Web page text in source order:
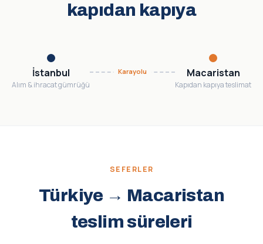
kapıdan kapıya
İstanbul
Alım & ihracat gümrüğü
Karayolu Macaristan
Kapıdan kapıya teslimat
SEFERLER
Türkiye → Macaristan
teslim süreleri